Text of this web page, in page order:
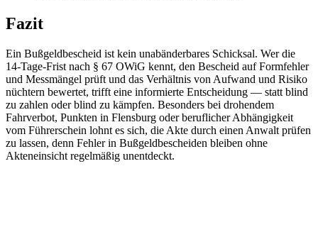
Fazit
Ein Bußgeldbescheid ist kein unabänderbares Schicksal. Wer die
14-Tage-Frist nach § 67 OWiG kennt, den Bescheid auf Formfehler
und Messmängel prüft und das Verhältnis von Aufwand und Risiko
nüchtern bewertet, trifft eine informierte Entscheidung — statt blind
zu zahlen oder blind zu kämpfen. Besonders bei drohendem
Fahrverbot, Punkten in Flensburg oder beruflicher Abhängigkeit
vom Führerschein lohnt es sich, die Akte durch einen Anwalt prüfen
zu lassen, denn Fehler in Bußgeldbescheiden bleiben ohne
Akteneinsicht regelmäßig unentdeckt.